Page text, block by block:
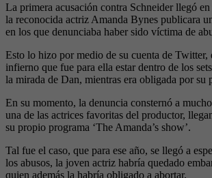
La primera acusación contra Schneider llegó
la reconocida actriz Amanda Bynes publicara
en los que denunciaba haber sido víctima de
Esto lo hizo por medio de su cuenta de Twitter,
infierno que fue para ella estar dentro de los
la mirada de Dan, mientras era obligada por su
En su momento, la denuncia consternó a
una de las actrices favoritas del productor,
su propio programa ‘The Amanda’s show’.
Tal fue el caso, que para ese año, se llegó a
los abusos, la joven actriz habría quedado
quien además la habría obligado a abortar.